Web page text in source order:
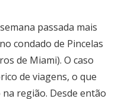
passada mais
condado de Pincelas
de Miami). O caso
de viagens, o que
região. Desde então